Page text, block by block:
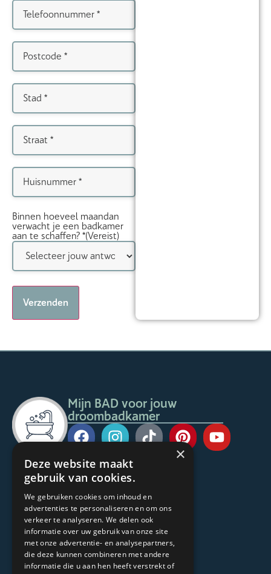
Telefoonnummer(Vereist)
Postcode(Vereist)
Stad(Vereist)
Straat(Vereist)
Huisnummer(Vereist)
Binnen hoeveel maandan
verwacht je een badkamer
aan te schaffen? *(Vereist)
Verzenden
Mijn BAD voor jouw
droombadkamer
Voor de consument
Mijn BAD Sanitairspecialist
Moods Magazine
Stijlbadkamers
Belevingsbadkamers
Badkamerinspiratie
×
Deze website maakt
gebruik van cookies.
We gebruiken cookies om inhoud en
advertenties te personaliseren en om ons
verkeer te analyseren. We delen ook
informatie over uw gebruik van onze site
met onze advertentie- en analysepartners,
die deze kunnen combineren met andere
informatie die u aan hen heeft verstrekt of